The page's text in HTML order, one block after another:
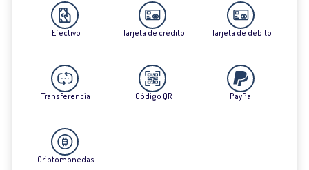
Efectivo Tarjeta de crédito Tarjeta de débito
Transferencia Código QR PayPal
Criptomonedas